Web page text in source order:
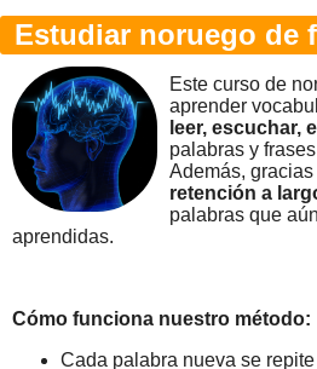
Estudiar noruego de
Este curso de
aprender
leer, escuchar,
palabras y
Además,
retención a
palabras que
aprendidas.
Cómo funciona nuestro método:
Cada palabra nueva se